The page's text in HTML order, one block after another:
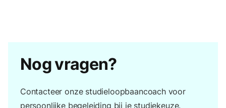
Nog vragen?
Contacteer onze studieloopbaancoach voor
persoonlijke begeleiding bij je studiekeuze.